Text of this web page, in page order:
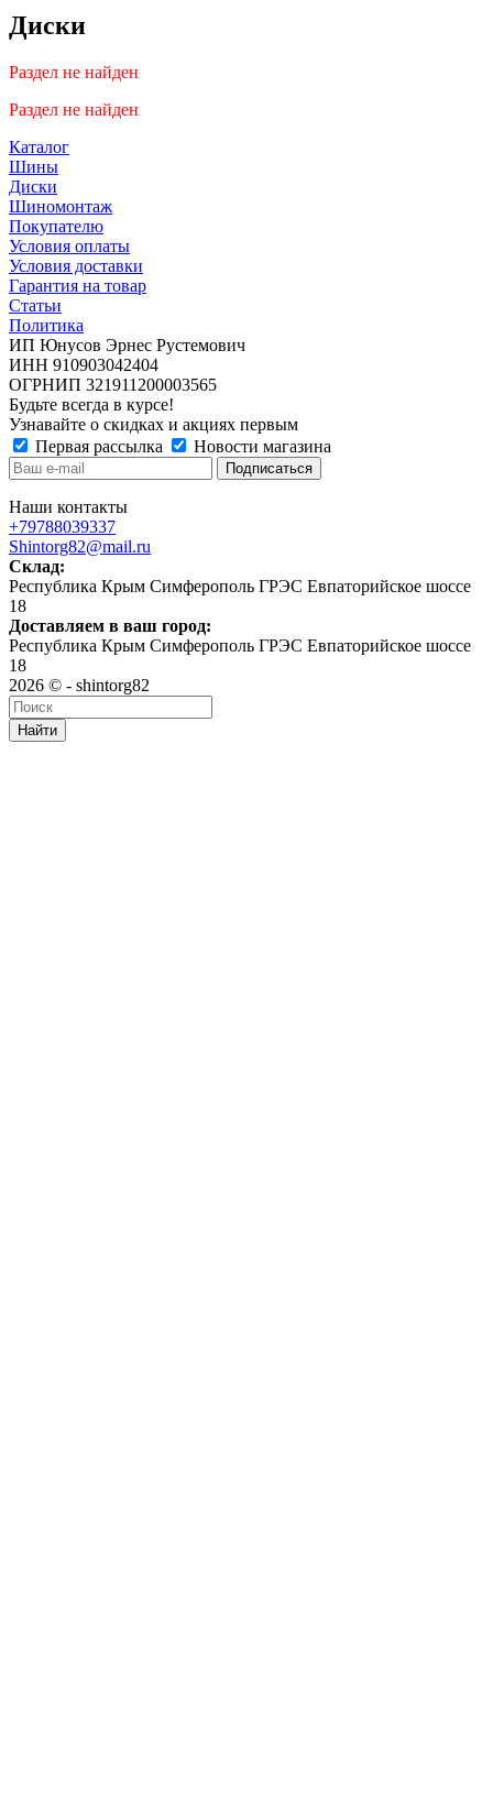
Диски
Раздел не найден
Раздел не найден
Каталог
Шины
Диски
Шиномонтаж
Покупателю
Условия оплаты
Условия доставки
Гарантия на товар
Статьи
Политика
ИП Юнусов Эрнес Рустемович
ИНН 910903042404
ОГРНИП 321911200003565
Будьте всегда в курсе!
Узнавайте о скидках и акциях первым
Первая рассылка
Новости магазина
Наши контакты
+79788039337
Shintorg82@mail.ru
Склад:
Республика Крым Симферополь ГРЭС Евпаторийское шоссе
18
Доставляем в ваш город:
Республика Крым Симферополь ГРЭС Евпаторийское шоссе
18
2026 © - shintorg82
Найти